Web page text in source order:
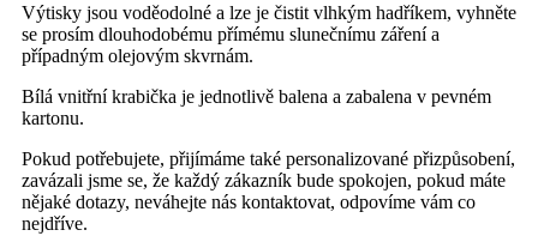
Výtisky jsou voděodolné a lze je čistit vlhkým hadříkem, vyhněte
se prosím dlouhodobému přímému slunečnímu záření a
případným olejovým skvrnám.
Bílá vnitřní krabička je jednotlivě balena a zabalena v pevném
kartonu.
Pokud potřebujete, přijímáme také personalizované přizpůsobení,
zavázali jsme se, že každý zákazník bude spokojen, pokud máte
nějaké dotazy, neváhejte nás kontaktovat, odpovíme vám co
nejdříve.